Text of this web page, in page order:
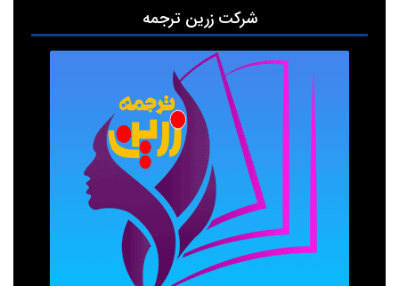
شرکت زرین ترجمه